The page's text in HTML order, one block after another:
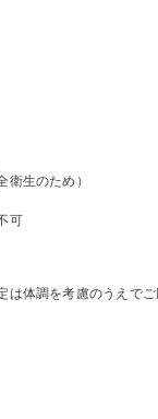
生のため）
可
は体調を考慮のうえで